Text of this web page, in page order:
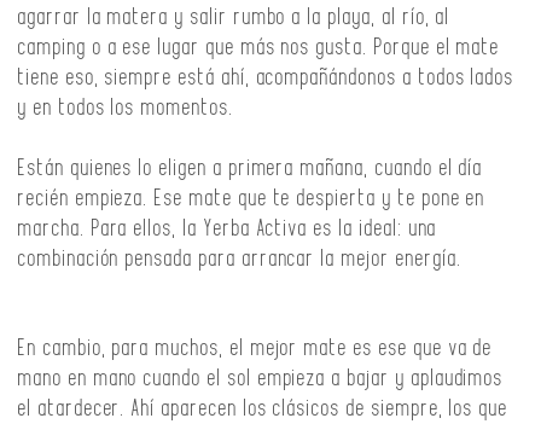
agarrar la matera y salir rumbo a la playa, al río, al
camping o a ese lugar que más nos gusta. Porque el mate
tiene eso, siempre está ahí, acompañándonos a todos lados
y en todos los momentos.
Están quienes lo eligen a primera mañana, cuando el día
recién empieza. Ese mate que te despierta y te pone en
marcha. Para ellos, la Yerba Activa es la ideal: una
combinación pensada para arrancar la mejor energía.
En cambio, para muchos, el mejor mate es ese que va de
mano en mano cuando el sol empieza a bajar y aplaudimos
el atardecer. Ahí aparecen los clásicos de siempre, los que